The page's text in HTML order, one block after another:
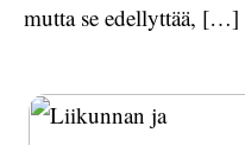
mutta se edellyttää, […]